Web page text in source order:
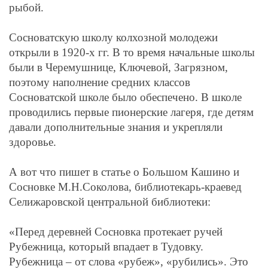
рыбой.
Сосноватскую школу колхозной молодежи
открыли в 1920-х гг. В то время начальные школы
были в Черемушнице, Ключевой, Загрязном,
поэтому наполнение средних классов
Сосноватской школе было обеспечено. В школе
проводились первые пионерские лагеря, где детям
давали дополнительные знания и укрепляли
здоровье.
А вот что пишет в статье о Большом Кашино и
Сосновке М.Н.Соколова, библиотекарь-краевед
Селижаровской центральной библиотеки:
«Перед деревней Сосновка протекает ручей
Рубежница, который впадает в Тудовку.
Рубежница – от слова «рубеж», «рубились». Это